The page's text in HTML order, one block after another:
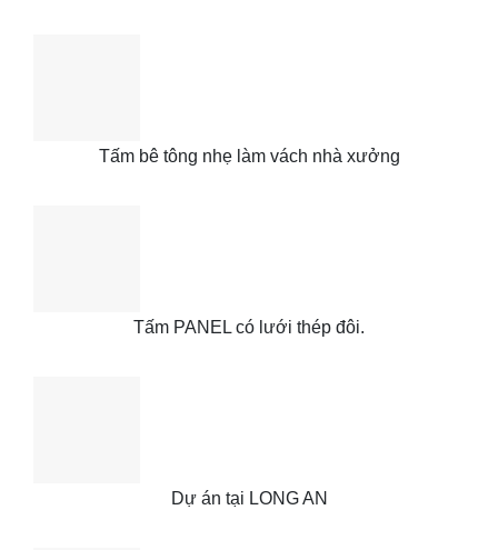
Tấm bê tông nhẹ làm vách nhà xưởng
Tấm PANEL có lưới thép đôi.
Dự án tại LONG AN